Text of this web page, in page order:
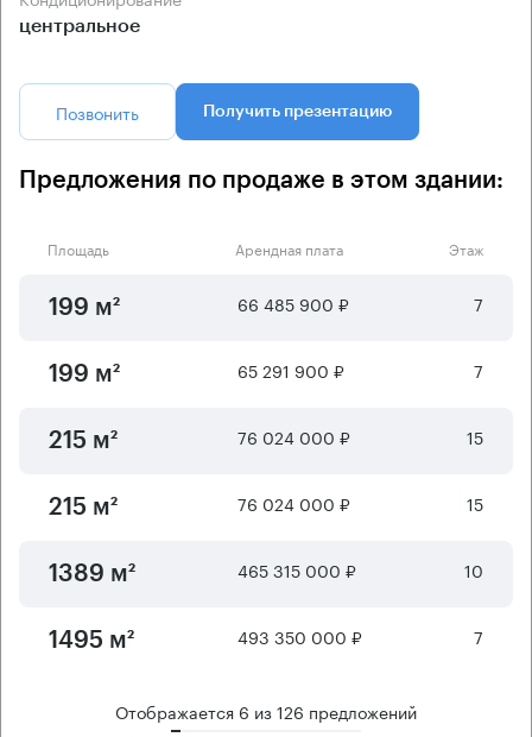
центральное
Позвонить Получить презентацию
Предложения по продаже в этом здании:
Площадь Арендная плата Этаж
199 м² 66 485 900 ₽ 7
199 м² 65 291 900 ₽ 7
215 м² 76 024 000 ₽ 15
215 м² 76 024 000 ₽ 15
1389 м² 465 315 000 ₽ 10
1495 м² 493 350 000 ₽ 7
Отображается 6 из126 предложений